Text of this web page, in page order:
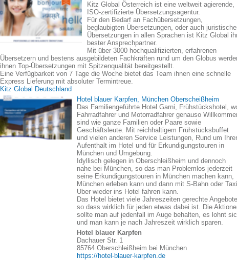
Kitz Global Österreich ist eine weltweit agierende,
ISO-zertifizierte Übersetzungsagentur.
Für den Bedarf an Fachübersetzungen,
beglaubigten Übersetzungen, oder auch
Übersetzungen in allen Sprachen ist Kitz Global
bester Ansprechpartner.
Mit über 3000 hochqualifizierten, erfahrenen
Übersetzern und bestens ausgebildeten Fachkräften rund um den Globus
ihnen Top-Übersetzungen mit Spitzenqualität bereitgestellt.
Eine Verfügbarkeit von 7 Tage die Woche bietet das Team ihnen eine schnelle
Express Lieferung mit absoluter Termintreue.
Kitz Global Deutschland
Hotel blauer Karpfen, München Oberscheißheim
Das Familiengeführte Hotel Garni, Frühstückshotel,
Fahrradfahrer und Motorradfahrer genauso
sind wie ganze Familien oder Paare sowie
Geschäftsleute. Mit reichhaltigem Frühstücksbuffet
und vielen anderen Service Leistungen, Rund um
Aufenthalt im Hotel und für Erkundigungstouren in
München und Umgebung.
Idyllisch gelegen in Oberschleißheim und dennoch
nahe bei München, so das man Problemlos jederzeit
seine Erkundigungstouren in München machen kann,
München erleben kann und dann mit S-Bahn oder
Uber wieder ins Hotel fahren kann.
Das Hotel bietet viele Jahreszeiten gerechte
so dass wirklich für jeden etwas dabei ist. Die
sollte man auf jedenfall im Auge behalten, es lohnt
und man kann je nach Jahreszeit wirklich sparen.
Hotel blauer Karpfen
Dachauer Str. 1
85764 Oberschleißheim bei München
https://hotel-blauer-karpfen.de